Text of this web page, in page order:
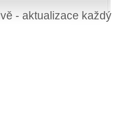
- aktualizace každý